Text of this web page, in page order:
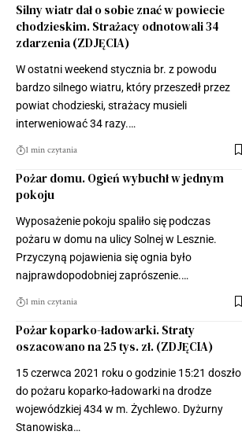
Silny wiatr dał o sobie znać w powiecie
chodzieskim. Strażacy odnotowali 34
zdarzenia (ZDJĘCIA)
W ostatni weekend stycznia br. z powodu
bardzo silnego wiatru, który przeszedł przez
powiat chodzieski, strażacy musieli
interweniować 34 razy.…
1 min czytania
Pożar domu. Ogień wybuchł w jednym
pokoju
Wyposażenie pokoju spaliło się podczas
pożaru w domu na ulicy Solnej w Lesznie.
Przyczyną pojawienia się ognia było
najprawdopodobniej zaprószenie.…
1 min czytania
Pożar koparko-ładowarki. Straty
oszacowano na 25 tys. zł. (ZDJĘCIA)
15 czerwca 2021 roku o godzinie 15:21 doszło
do pożaru koparko-ładowarki na drodze
wojewódzkiej 434 w m. Żychlewo. Dyżurny
Stanowiska…